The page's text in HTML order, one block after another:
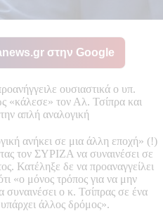
στην Google
ουσιαστικά ο υπ.
«κάλεσε» τον Αλ. Τσίπρα και
απλή αναλογική
ανήκει σε μια άλλη εποχή» (!)
τον ΣΥΡΙΖΑ να συναινέσει σε
Κατέληξε δε να προαναγγείλει
«ο μόνος τρόπος για να μην
συναινέσει ο κ. Τσίπρας σε ένα
άλλος δρόμος».